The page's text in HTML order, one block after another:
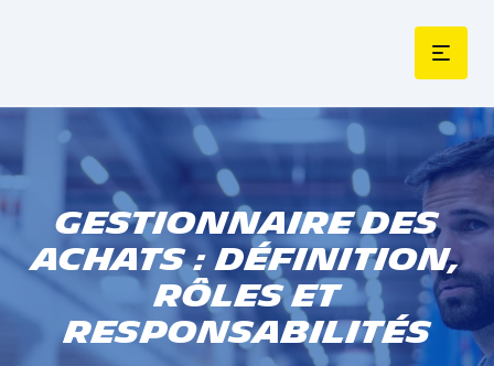
Gestionnaire des
achats : Définition,
rôles et
responsabilités